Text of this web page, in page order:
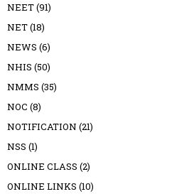
NEET(91)
NET(18)
NEWS (6)
NHIS (50)
NMMS (35)
NOC (8)
NOTIFICATION (21)
NSS (1)
ONLINE CLASS (2)
ONLINE LINKS (10)